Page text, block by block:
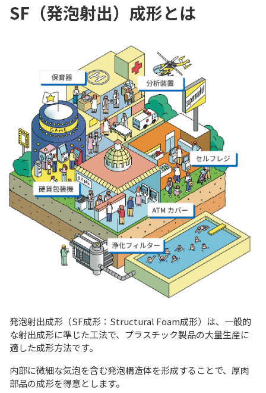
SF（発泡射出）成形とは
発泡射出成形（SF成形：Structural Foam成形）は、一般的
な射出成形に準じた工法で、プラスチック製品の大量生産に
適した成形方法です。
内部に微細な気泡を含む発泡構造体を形成することで、厚肉
部品の成形を得意とします。